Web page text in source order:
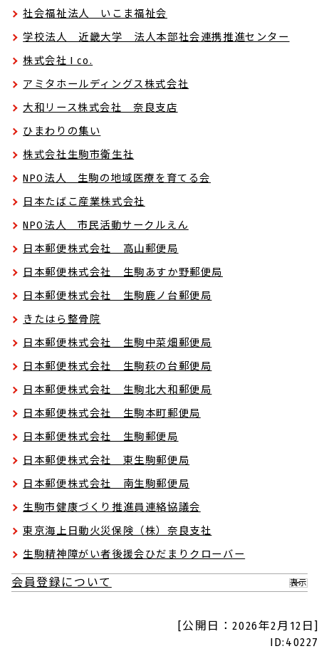
社会福祉法人 いこま福祉会
学校法人 近畿大学 法人本部社会連携推進センター
株式会社 I co.
アミタホールディングス株式会社
大和リース株式会社 奈良支店
ひまわりの集い
株式会社生駒市衛生社
NPO法人 生駒の地域医療を育てる会
日本たばこ産業株式会社
NPO法人 市民活動サークルえん
日本郵便株式会社 高山郵便局
日本郵便株式会社 生駒あすか野郵便局
日本郵便株式会社 生駒鹿ノ台郵便局
きたはら整骨院
日本郵便株式会社 生駒中菜畑郵便局
日本郵便株式会社 生駒萩の台郵便局
日本郵便株式会社 生駒北大和郵便局
日本郵便株式会社 生駒本町郵便局
日本郵便株式会社 生駒郵便局
日本郵便株式会社 東生駒郵便局
日本郵便株式会社 南生駒郵便局
生駒市健康づくり推進員連絡協議会
東京海上日動火災保険（株）奈良支社
生駒精神障がい者後援会ひだまりクローバー
会員登録について 表示
[公開日：2026年2月12日]
ID:40227